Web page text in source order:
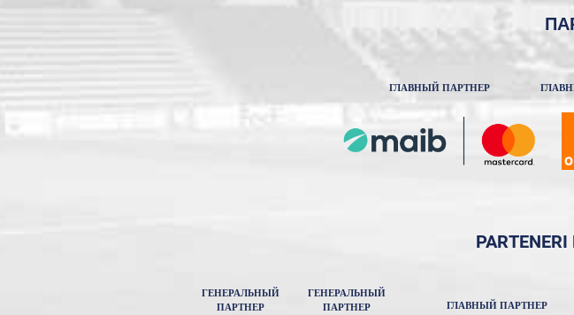
ГЛАВНЫЙ ПАРТНЕР
ГЕНЕРАЛЬНЫЙ
ПАРТНЕР
ГЕНЕРАЛЬНЫЙ
ПАРТНЕР
ГЛАВНЫЙ ПАРТНЕР